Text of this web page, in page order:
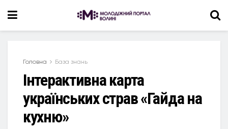
Головна База знань
Інтерактивна карта
українських страв «Гайда на
кухню»